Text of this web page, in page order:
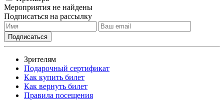
Мероприятия не найдены
Подписаться на рассылку
Зрителям
Подарочный сертификат
Как купить билет
Как вернуть билет
Правила посещения